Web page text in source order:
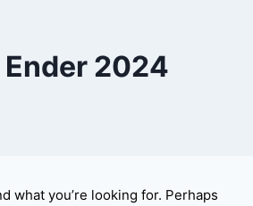
Ender 2024
what you’re looking for. Perhaps